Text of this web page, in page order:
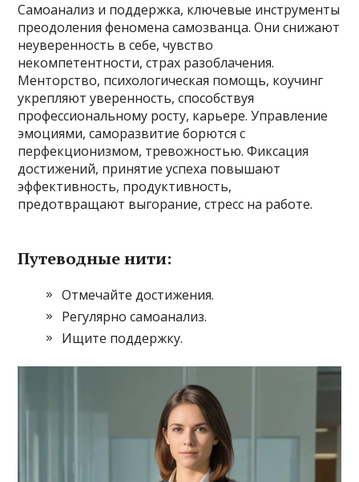
Самоанализ и поддержка, ключевые инструменты
преодоления феномена самозванца. Они снижают
неуверенность в себе, чувство
некомпетентности, страх разоблачения.
Менторство, психологическая помощь, коучинг
укрепляют уверенность, способствуя
профессиональному росту, карьере. Управление
эмоциями, саморазвитие борются с
перфекционизмом, тревожностью. Фиксация
достижений, принятие успеха повышают
эффективность, продуктивность,
предотвращают выгорание, стресс на работе.
Путеводные нити:
Отмечайте достижения.
Регулярно самоанализ.
Ищите поддержку.